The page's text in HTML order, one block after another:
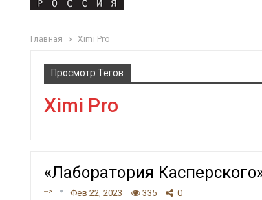
Главная Ximi Pro
Просмотр Тегов
Ximi Pro
«Лаборатория
--> Фев 22, 2023 335 0